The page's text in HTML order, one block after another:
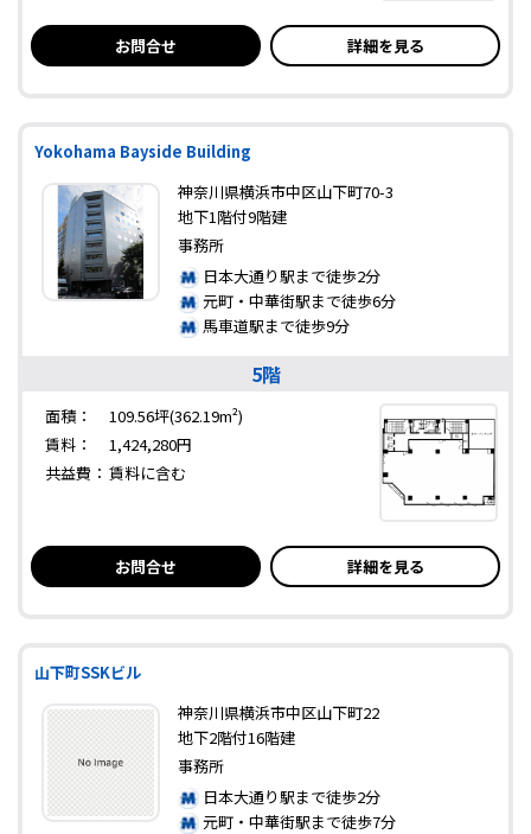
お問合せ 詳細を見る
Yokohama Bayside Building
神奈川県横浜市中区山下町70-3
地下1階付9階建
事務所
日本大通り駅まで徒歩2分
元町・中華街駅まで徒歩6分
馬車道駅まで徒歩9分
5階
面積：
109.56坪(362.19m²)
賃料：
1,424,280円
共益費： 賃料に含む
お問合せ 詳細を見る
山下町SSKビル
神奈川県横浜市中区山下町22
地下2階付16階建
事務所
日本大通り駅まで徒歩2分
元町・中華街駅まで徒歩7分